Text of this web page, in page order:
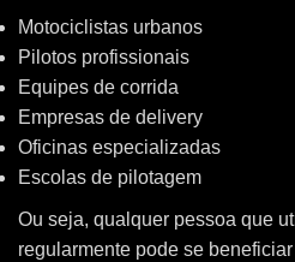
Motociclistas urbanos
Pilotos profissionais
Equipes de corrida
Empresas de delivery
Oficinas especializadas
Escolas de pilotagem
Ou seja, qualquer pessoa que
regularmente pode se